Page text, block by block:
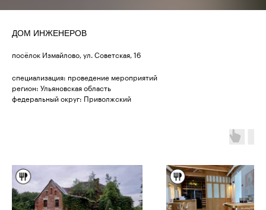
ДОМ ИНЖЕНЕРОВ
посёлок Измайлово, ул. Советская, 16
специализация: проведение мероприятий
регион: Ульяновская область
федеральный округ: Приволжский